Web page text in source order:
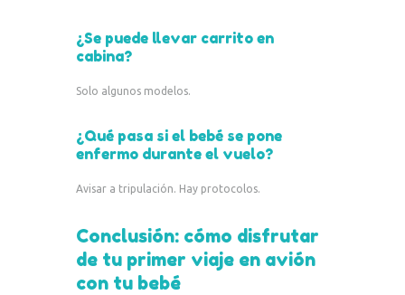
¿Se puede llevar carrito en
cabina?
Solo algunos modelos.
¿Qué pasa si el bebé se pone
enfermo durante el vuelo?
Avisar a tripulación. Hay protocolos.
Conclusión: cómo disfrutar
de tu primer viaje en avión
con tu bebé